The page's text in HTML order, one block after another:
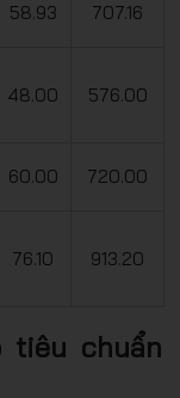
58.93 707.16
48.00 576.00
60.00 720.00
76.10 913.20
tiêu chuẩn